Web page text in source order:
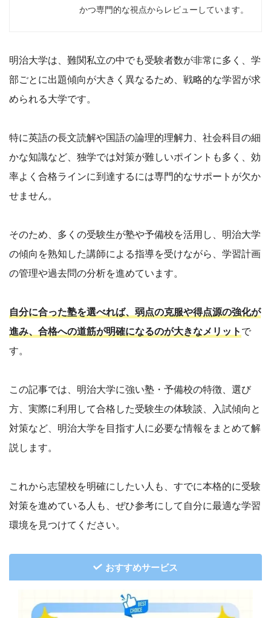
かつ専門的な視点からレビューしています。
明治大学は、難関私立の中でも受験者数が非常に多く、学
部ごとに出題傾向が大きく異なるため、戦略的な学習が求
められる大学です。
特に英語の長文読解や国語の論理的理解力、社会科目の細
かな知識など、独学では対策が難しいポイントも多く、効
率よく合格ラインに到達するには専門的なサポートが欠か
せません。
そのため、多くの受験生が塾や予備校を活用し、明治大学
の傾向を熟知した講師による指導を受けながら、学習計画
の管理や過去問の分析を進めています。
自分に合った塾を選べれば、弱点の克服や得点源の強化が
進み、合格への道筋が明確になるのが大きなメリットで
す。
この記事では、明治大学に強い塾・予備校の特徴、選び
方、実際に利用して合格した受験生の体験談、入試傾向と
対策など、明治大学を目指す人に必要な情報をまとめて解
説します。
これから志望校を明確にしたい人も、すでに本格的に受験
対策を進めている人も、ぜひ参考にして自分に最適な学習
環境を見つけてください。
おすすめサービス